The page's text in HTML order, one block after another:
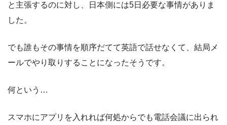
と主張するのに対し、日本側には5日必要な事情がありま
した。
でも誰もその事情を順序だてて英語で話せなくて、結局メ
ールでやり取りすることになったそうです。
何という…
スマホにアプリを入れれば何処からでも電話会議に出られ